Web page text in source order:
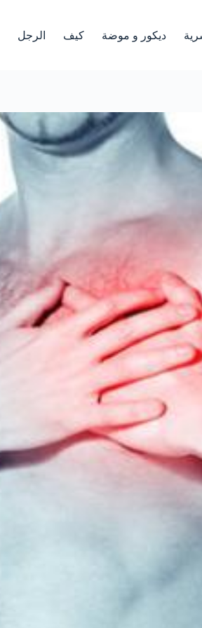
ديكور و موضة كيف الرجل